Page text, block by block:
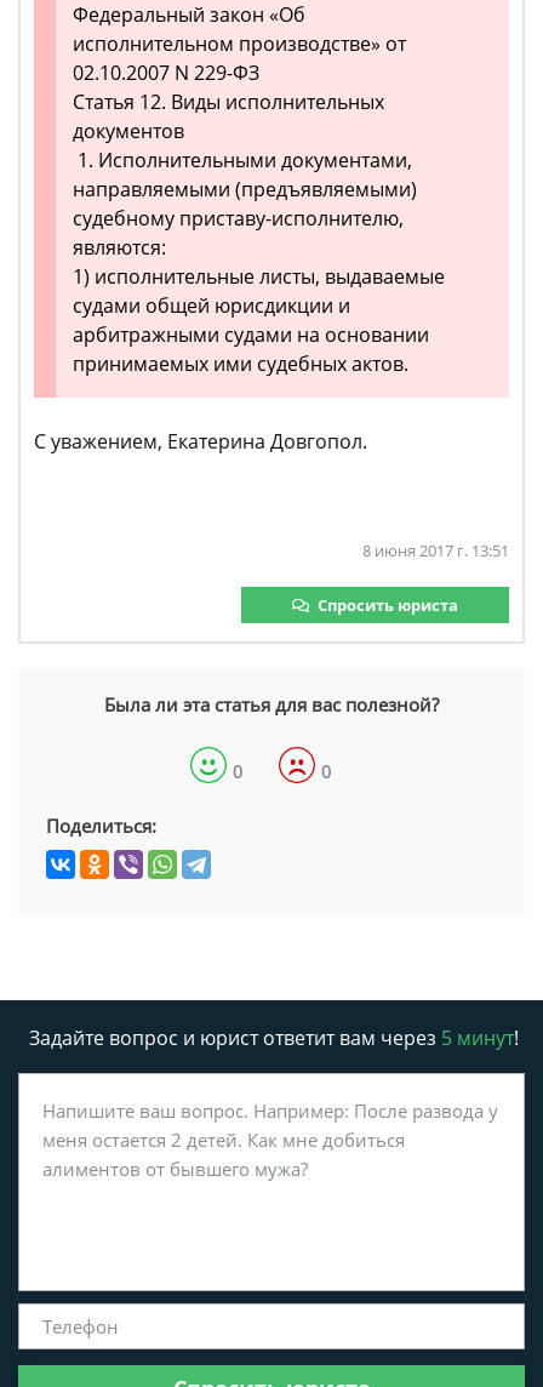
Федеральный закон «Об
исполнительном производстве» от
02.10.2007 N 229-ФЗ
Статья 12. Виды исполнительных
документов
1. Исполнительными документами,
направляемыми (предъявляемыми)
судебному приставу-исполнителю,
являются:
1) исполнительные листы, выдаваемые
судами общей юрисдикции и
арбитражными судами на основании
принимаемых ими судебных актов.
С уважением, Екатерина Довгопол.
8 июня 2017 г. 13:51
Спросить юриста
Была ли эта статья для вас полезной?
0 0
Поделиться:
Задайте вопрос и юрист ответит вам через 5 минут!